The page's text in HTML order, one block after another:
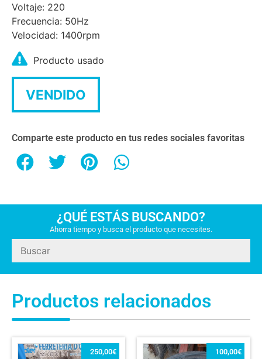
Voltaje: 220
Frecuencia: 50Hz
Velocidad: 1400rpm
Producto usado
VENDIDO
Comparte este producto en tus redes sociales favoritas
¿QUÉ ESTÁS BUSCANDO?
Ahorra tiempo y busca el producto que necesites.
Productos relacionados
250,00€ 100,00€